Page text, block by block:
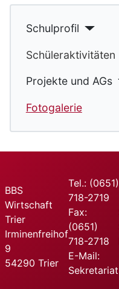
Schulprofil
Schüleraktivitäten
Projekte und AGs
Fotogalerie
BBS
Wirtschaft
Trier
Irminenfreihof
9
54290 Trier
Tel.: (0651)
718-2719
Fax:
(0651)
718-2718
E-Mail:
Sekretariat